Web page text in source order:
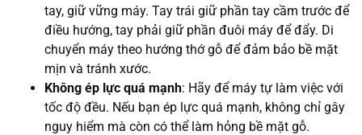
tay, giữ vững máy. Tay trái giữ phần tay cầm trước để
điều hướng, tay phải giữ phần đuôi máy để đẩy. Di
chuyển máy theo hướng thớ gỗ để đảm bảo bề mặt
mịn và tránh xước.
Không ép lực quá mạnh: Hãy để máy tự làm việc với
tốc độ đều. Nếu bạn ép lực quá mạnh, không chỉ gây
nguy hiểm mà còn có thể làm hỏng bề mặt gỗ.